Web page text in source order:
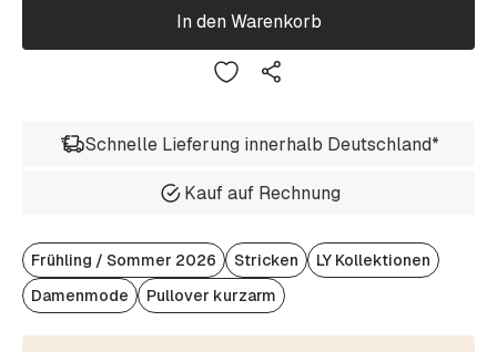
In den Warenkorb
Schnelle Lieferung innerhalb Deutschland*
Kauf auf Rechnung
Frühling / Sommer 2026 Stricken
LY Kollektionen
Damenmode
Pullover kurzarm